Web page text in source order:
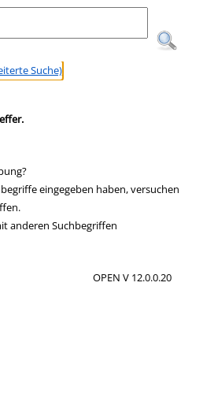
Suche)
eingegeben haben, versuchen
anderen Suchbegriffen
OPEN V 12.0.0.20